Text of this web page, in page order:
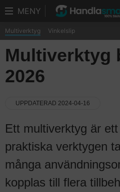
MENY
Multiverktyg Vinkelslip
Multiverktyg
2026
UPPDATERAD 2024-04-16
Ett multiverktyg är
praktiska verktygen
många
kopplas till flera